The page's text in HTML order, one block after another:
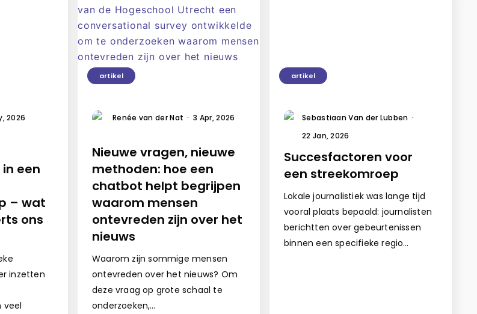
2026
een
– wat
ons
inzetten
veel
artikel
Renée van der Nat · 3 Apr, 2026
Nieuwe vragen, nieuwe
methoden: hoe een
chatbot helpt begrijpen
waarom mensen
ontevreden zijn over het
nieuws
Waarom zijn sommige mensen
ontevreden over het nieuws? Om
deze vraag op grote schaal te
onderzoeken,…
artikel
Sebastiaan Van der Lubben ·
22 Jan, 2026
Succesfactoren voor
een streekomroep
Lokale journalistiek was lange tijd
vooral plaats bepaald: journalisten
berichtten over gebeurtenissen
binnen een specifieke regio…